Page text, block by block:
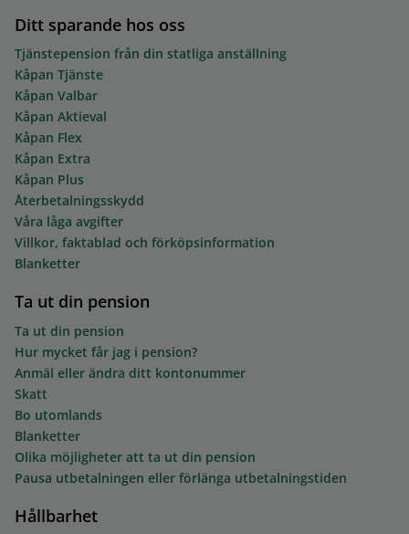
Ditt sparande hos oss
Tjänstepension från din statliga anställning
Kåpan Tjänste
Kåpan Valbar
Kåpan Aktieval
Kåpan Flex
Kåpan Extra
Kåpan Plus
Återbetalningsskydd
Våra låga avgifter
Villkor, faktablad och förköpsinformation
Blanketter
Ta ut din pension
Ta ut din pension
Hur mycket får jag i pension?
Anmäl eller ändra ditt kontonummer
Skatt
Bo utomlands
Blanketter
Olika möjligheter att ta ut din pension
Pausa utbetalningen eller förlänga utbetalningstiden
Hållbarhet